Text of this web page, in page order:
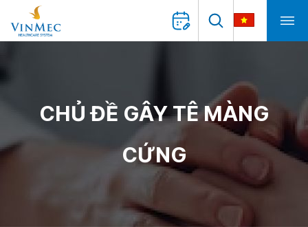
CHỦ ĐỀ GÂY TÊ MÀNG
CỨNG